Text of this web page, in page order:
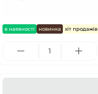
в наявності новинка хіт продажів